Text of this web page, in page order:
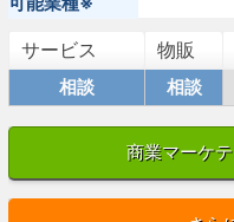
サービス 物販
相談 相談
商業マーケ